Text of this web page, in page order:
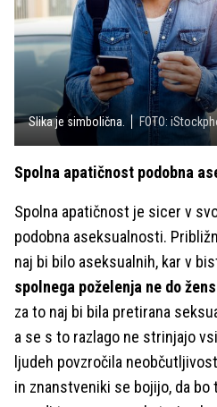
Slika je simbolična. FOTO:
Spolna apatičnost podobna
Spolna apatičnost je sicer v
podobna aseksualnosti.
naj bi bilo aseksualnih, kar v
spolnega poželenja ne do
za to naj bi bila pretirana
a se s to razlago ne strinjajo
ljudeh povzročila
in znanstveniki se bojijo, da bo